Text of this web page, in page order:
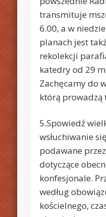
transmituje
6.00, a w
planach jest
rekolekcji
katedry od 29
Zachęcamy do
którą prowadzą
5.Spowiedź
wsłuchiwanie
podawane
dotyczące
konfesjonale.
według
kościelnego,